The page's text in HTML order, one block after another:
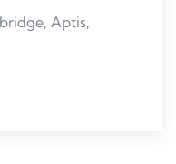
Aptis,